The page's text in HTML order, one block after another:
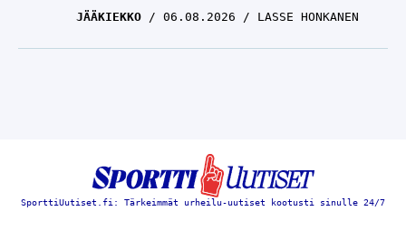
JÄÄKIEKKO 06.08.2026 LASSE HONKANEN
SporttiUutiset.fi: Tärkeimmät urheilu-uutiset kootusti sinulle 24/7